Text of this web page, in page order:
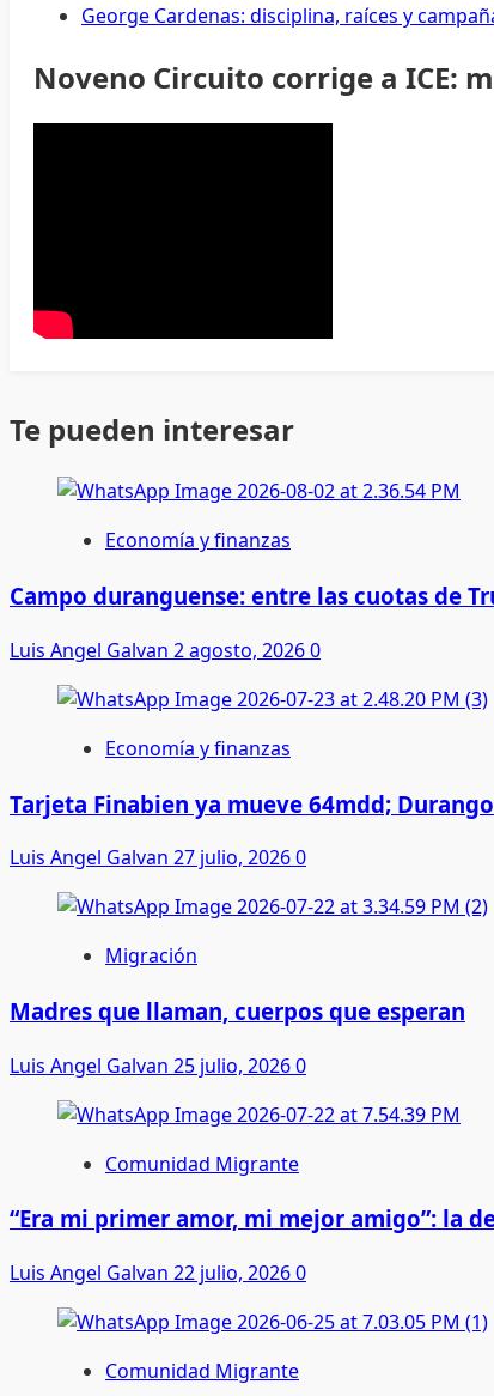
George Cardenas: disciplina, raíces y
Noveno Circuito corrige a ICE:
Te pueden interesar
Economía y finanzas
Campo duranguense: entre las cuotas de
Luis Angel Galvan 2 agosto, 20260
Economía y finanzas
Tarjeta Finabien ya mueve 64mdd;
Luis Angel Galvan 27 julio, 20260
Migración
Madres que llaman, cuerpos que esperan
Luis Angel Galvan 25 julio, 20260
Comunidad Migrante
“Era mi primer amor, mi mejor amigo”: la
Luis Angel Galvan 22 julio, 20260
Comunidad Migrante